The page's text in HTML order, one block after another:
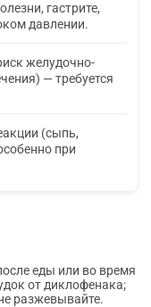
гастрите,
давлении.
желудочно-
— требуется
(сыпь,
при
еды или во время
от диклофенака;
разжевывайте.